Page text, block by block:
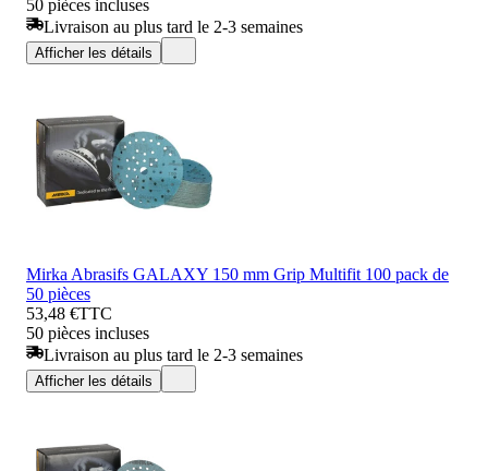
50 pièces incluses
Livraison au plus tard le 2-3 semaines
Afficher les détails
Mirka Abrasifs GALAXY 150 mm Grip Multifit 100 pack de
50 pièces
53,48 €TTC
50 pièces incluses
Livraison au plus tard le 2-3 semaines
Afficher les détails